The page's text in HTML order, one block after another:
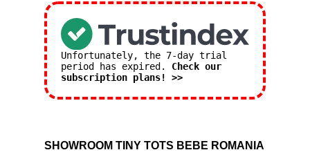
Unfortunately, the 7-day trial
period has expired. Check our
subscription plans! >>
SHOWROOM TINY TOTS BEBE ROMANIA